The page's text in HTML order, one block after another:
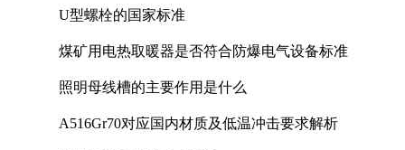
U型螺栓的国家标准
煤矿用电热取暖器是否符合防爆电气设备标准
照明母线槽的主要作用是什么
A516Gr70对应国内材质及低温冲击要求解析